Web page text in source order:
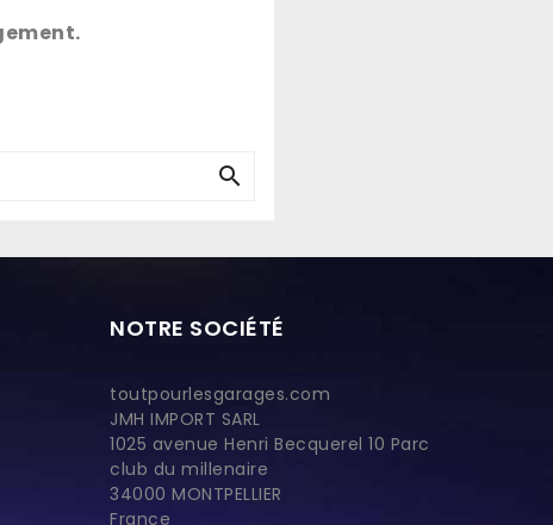

NOTRE SOCIÉTÉ
toutpourlesgarages.com
JMH IMPORT SARL
1025 avenue Henri Becquerel 10 Parc
club du millenaire
34000 MONTPELLIER
France